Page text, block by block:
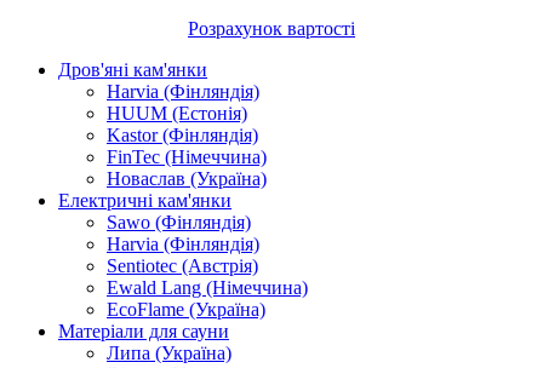
Розрахунок вартості
Дров'яні кам'янки
Harvia (Фінляндія)
HUUM (Естонія)
Kastor (Фінляндія)
FinTec (Німеччина)
Новаслав (Україна)
Електричні кам'янки
Sawo (Фінляндія)
Harvia (Фінляндія)
Sentiotec (Австрія)
Ewald Lang (Німеччина)
EcoFlame (Україна)
Матеріали для сауни
Липа (Україна)